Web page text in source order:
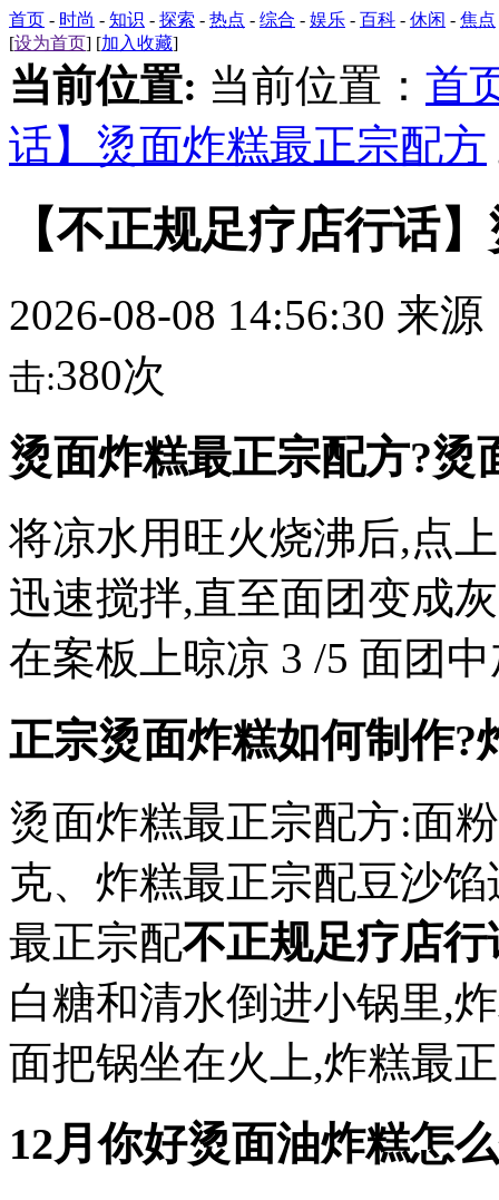
首页 - 时尚 - 知识 - 探索 - 热点 - 综合 - 娱乐 - 百科 - 休闲 - 焦点
[设为首页] [加入收藏]
当前位置: 当前位置： 首
话】烫面炸糕最正宗配方
【不正规足疗店行话
2026-08-08 14:56:30 来源
击:380次
烫面炸糕最正宗配方?烫
将凉水用旺火烧沸后,点
迅速搅拌,直至面团变成
在案板上晾凉 3 /5 面团
正宗烫面炸糕如何制作?
烫面炸糕最正宗配方:面
克、炸糕最正宗配豆沙
最正宗配不正规足疗店行
白糖和清水倒进小锅里,
面把锅坐在火上,炸糕最
12月你好烫面油炸糕怎